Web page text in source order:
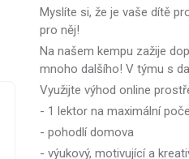
Myslíte si, že je vaše dítě
pro něj!
Na našem kempu zažije
mnoho dalšího! V týmu s
Využijte výhod online
- 1 lektor na maximální
- pohodlí domova
- výukový, motivující a